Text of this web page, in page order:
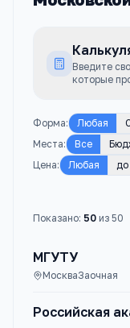
Введите
которые
Форма: Любая
Места: Все
Цена: Любая до
Показано: 50 из 50
МГУТУ
МоскваЗаочная
Российская